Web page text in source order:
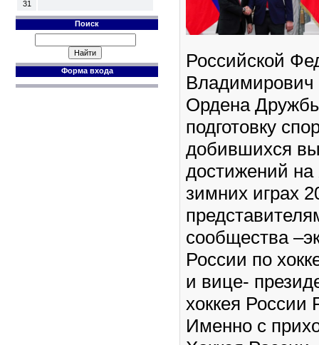
31
Поиск
Форма входа
Российской
Владимирович
Ордена
подготовку
добившихся
достижений
зимних играх
сообщества
России по
и вице-
хоккея России
Именно с